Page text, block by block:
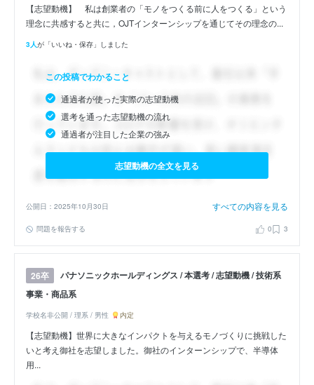
【志望動機】 私は創業者の「モノをつくる前に人をつくる」という
理念に共感すると共に，OJTインターンシップを通じてその理念の...
3人が「いいね・保存」しました
この投稿でわかること
通過者が使った実際の志望動機
選考を通った志望動機の流れ
通過者が注目した企業の強み
志望動機の全文を見る
公開日：2025年10月30日 すべての内容を見る
問題を報告する 0 3
26卒
パナソニックホールディングス / 本選考 / 志望動機 / 技術系
事業・商品系
学校名非公開 / 理系 / 男性 内定
【志望動機】世界に大きなインパクトを与えるモノづくりに挑戦した
いと考え御社を志望しました。御社のインターンシップで、半導体
用...